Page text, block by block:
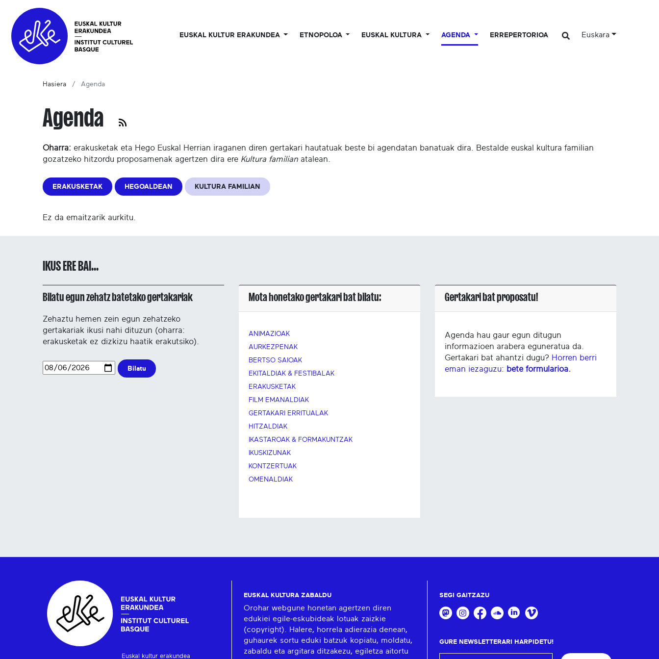
EUSKAL KULTUR ERAKUNDEA ETNOPOLOA EUSKAL KULTURA AGENDA ERREPERTORIOA Euskara
Hasiera Agenda
Agenda
Oharra: erakusketak eta Hego Euskal Herrian iraganen diren gertakari hautatuak beste bi agendatan banatuak dira. Bestalde euskal kultura familian
gozatzeko hitzordu proposamenak agertzen dira ere Kultura familian atalean.
ERAKUSKETAK HEGOALDEAN KULTURA FAMILIAN
Ez da emaitzarik aurkitu.
IKUS ERE BAI...
Bilatu egun zehatz batetako gertakariak
Zehaztu hemen zein egun zehatzeko
gertakariak ikusi nahi dituzun (oharra:
erakusketak ez dizkizu haatik erakutsiko).
Bilatu
Mota honetako gertakari bat bilatu:
ANIMAZIOAK
AURKEZPENAK
BERTSO SAIOAK
EKITALDIAK & FESTIBALAK
ERAKUSKETAK
FILM EMANALDIAK
GERTAKARI ERRITUALAK
HITZALDIAK
IKASTAROAK & FORMAKUNTZAK
IKUSKIZUNAK
KONTZERTUAK
OMENALDIAK
Gertakari bat proposatu!
Agenda hau gaur egun ditugun
informazioen arabera eguneratua da.
Gertakari bat ahantzi dugu? Horren berri
eman iezaguzu: bete formularioa.
Euskal kultur erakundea
EUSKAL KULTURA ZABALDU
Orohar webgune honetan agertzen diren
edukiei egile-eskubideak lotuak zaizkie
(copyright). Halere, horrela adierazia denean,
guhaurek sortu eduki batzuk kopiatu, moldatu,
zabaldu eta argitara ditzakezu, egiletza aitortu
SEGI GAITZAZU
GURE NEWSLETTERARI HARPIDETU!